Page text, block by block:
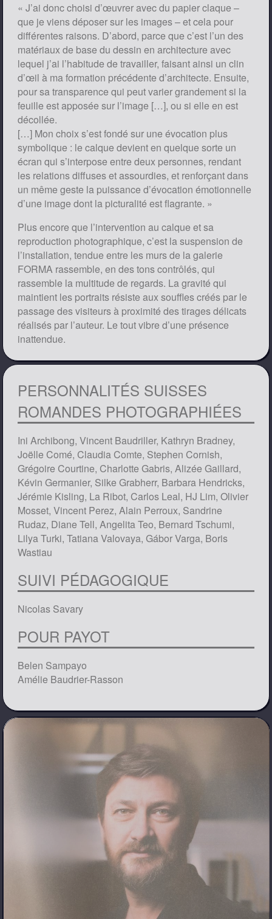
« J’ai donc choisi d’œuvrer avec du papier claque –
que je viens déposer sur les images – et cela pour
différentes raisons. D’abord, parce que c’est l’un des
matériaux de base du dessin en architecture avec
lequel j’ai l’habitude de travailler, faisant ainsi un clin
d’œil à ma formation précédente d’architecte. Ensuite,
pour sa transparence qui peut varier grandement si la
feuille est apposée sur l’image […], ou si elle en est
décollée.
[…] Mon choix s’est fondé sur une évocation plus
symbolique : le calque devient en quelque sorte un
écran qui s’interpose entre deux personnes, rendant
les relations diffuses et assourdies, et renforçant dans
un même geste la puissance d’évocation émotionnelle
d’une image dont la picturalité est flagrante. »
Plus encore que l’intervention au calque et sa
reproduction photographique, c’est la suspension de
l’installation, tendue entre les murs de la galerie
FORMA rassemble, en des tons contrôlés, qui
rassemble la multitude de regards. La gravité qui
maintient les portraits résiste aux souffles créés par le
passage des visiteurs à proximité des tirages délicats
réalisés par l’auteur. Le tout vibre d’une présence
inattendue.
PERSONNALITÉS SUISSES
ROMANDES PHOTOGRAPHIÉES
Ini Archibong, Vincent Baudriller, Kathryn Bradney,
Joëlle Comé, Claudia Comte, Stephen Cornish,
Grégoire Courtine, Charlotte Gabris, Alizée Gaillard,
Kévin Germanier, Silke Grabherr, Barbara Hendricks,
Jérémie Kisling, La Ribot, Carlos Leal, HJ Lim, Olivier
Mosset, Vincent Perez, Alain Perroux, Sandrine
Rudaz, Diane Tell, Angelita Teo, Bernard Tschumi,
Lilya Turki, Tatiana Valovaya, Gábor Varga, Boris
Wastiau
SUIVI PÉDAGOGIQUE
Nicolas Savary
POUR PAYOT
Belen Sampayo
Amélie Baudrier-Rasson